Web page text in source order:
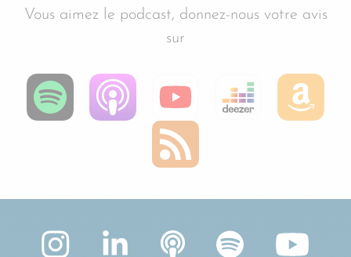
Vous aimez le podcast, donnez-nous votre avis
sur